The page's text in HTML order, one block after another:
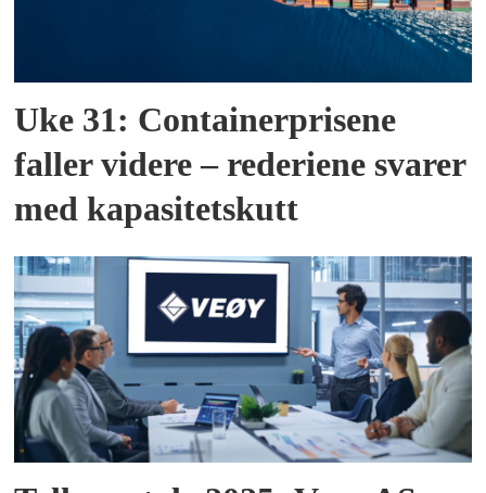
Uke 31: Containerprisene
faller videre – rederiene svarer
med kapasitetskutt